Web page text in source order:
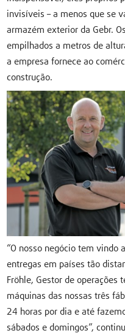
invisíveis – a menos que se
armazém exterior da Gebr.
empilhados a metros de
a empresa fornece ao
construção.
“O nosso negócio tem vindo
entregas em países tão
Fröhle, Gestor de operações
máquinas das nossas três
24 horas por dia e até
sábados e domingos”,